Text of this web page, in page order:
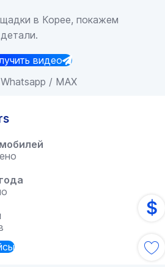
в Корее, покажем
видео
/ MAX
$